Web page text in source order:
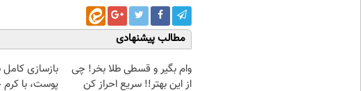
مطالب پیشنهادی
وام بگیر و قسطی طلا بخر! چی
از این بهتر!! سریع احراز کن
بازسازی
پوست، با کرم